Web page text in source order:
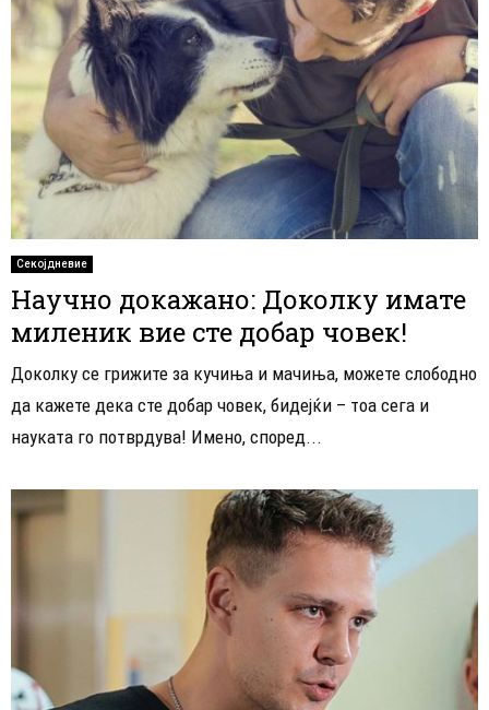
Секојдневие
Научно докажано: Доколку имате
миленик вие сте добар човек!
Доколку се грижите за кучиња и мачиња, можете слободно
да кажете дека сте добар човек, бидејќи – тоа сега и
науката го потврдува! Имено, според...